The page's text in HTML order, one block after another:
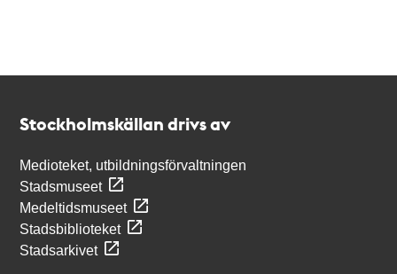
Stockholmskällan drivs av
Medioteket, utbildningsförvaltningen
Stadsmuseet
Medeltidsmuseet
Stadsbiblioteket
Stadsarkivet